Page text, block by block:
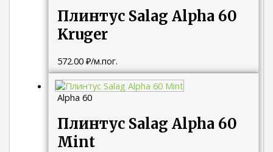
Плинтус Salag Alpha 60
Kruger
572.00₽/м.пог.
Alpha 60
Плинтус Salag Alpha 60
Mint